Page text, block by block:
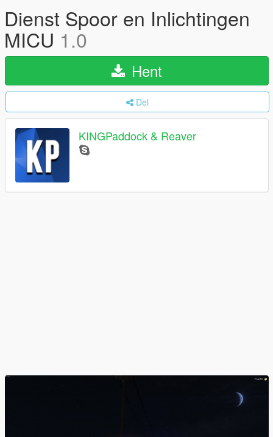
Dienst Spoor en Inlichtingen
MICU 1.0
Hent
Del
KINGPaddock & Reaver